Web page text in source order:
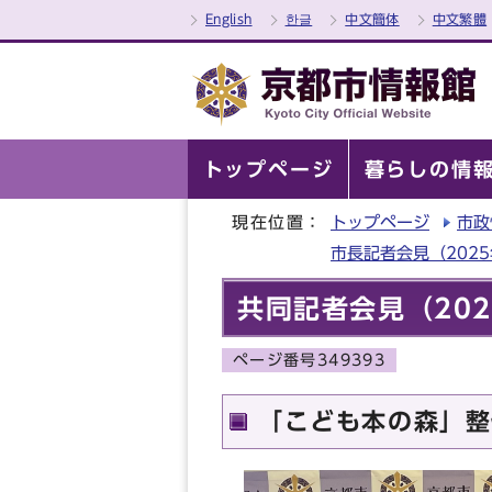
English 한글 中文簡体 中文繁體
トップページ 暮らしの情
現在位置： トップページ
市
市長記者会見（2025
共同記者会見（
ページ番号349393
「こども本の森」